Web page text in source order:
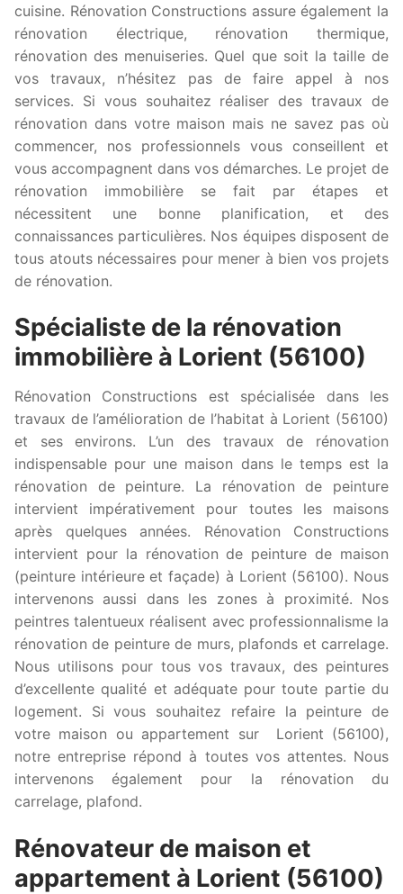
cuisine. Rénovation Constructions assure également la
rénovation électrique, rénovation thermique,
rénovation des menuiseries. Quel que soit la taille de
vos travaux, n’hésitez pas de faire appel à nos
services. Si vous souhaitez réaliser des travaux de
rénovation dans votre maison mais ne savez pas où
commencer, nos professionnels vous conseillent et
vous accompagnent dans vos démarches. Le projet de
rénovation immobilière se fait par étapes et
nécessitent une bonne planification, et des
connaissances particulières. Nos équipes disposent de
tous atouts nécessaires pour mener à bien vos projets
de rénovation.
Spécialiste de la rénovation
immobilière à Lorient (56100)
Rénovation Constructions est spécialisée dans les
travaux de l’amélioration de l’habitat à Lorient (56100)
et ses environs. L’un des travaux de rénovation
indispensable pour une maison dans le temps est la
rénovation de peinture. La rénovation de peinture
intervient impérativement pour toutes les maisons
après quelques années. Rénovation Constructions
intervient pour la rénovation de peinture de maison
(peinture intérieure et façade) à Lorient (56100). Nous
intervenons aussi dans les zones à proximité. Nos
peintres talentueux réalisent avec professionnalisme la
rénovation de peinture de murs, plafonds et carrelage.
Nous utilisons pour tous vos travaux, des peintures
d’excellente qualité et adéquate pour toute partie du
logement. Si vous souhaitez refaire la peinture de
votre maison ou appartement sur Lorient (56100),
notre entreprise répond à toutes vos attentes. Nous
intervenons également pour la rénovation du
carrelage, plafond.
Rénovateur de maison et
appartement à Lorient (56100)